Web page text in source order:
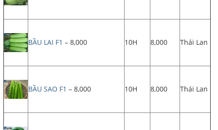
BẦU LAI F1 – 8,000 10H 8,000 Thái Lan
BẦU SAO F1 – 8,000 10H 8,000 Thái Lan